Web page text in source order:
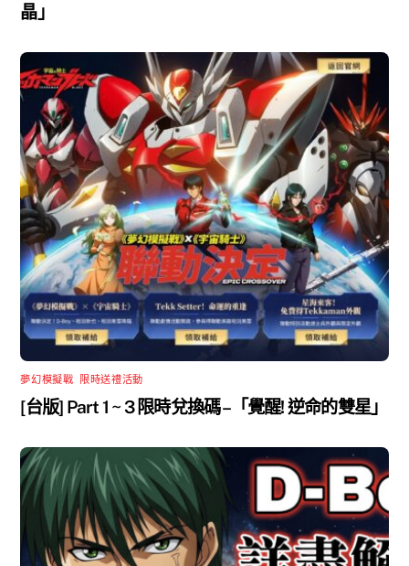
晶」
夢幻模擬戰 限時送禮活動
[台版] Part 1 ~ 3 限時兌換碼 –「覺醒! 逆命的雙星」